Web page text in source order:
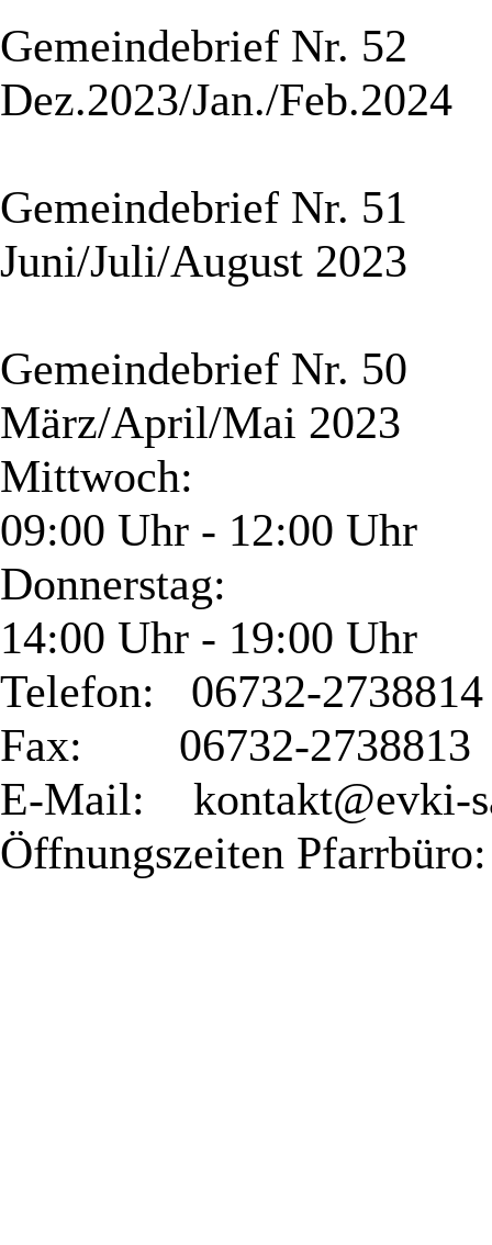
Gemeindebrief Nr. 52
Dez.2023/Jan./Feb.2024
Gemeindebrief Nr. 51
Juni/Juli/August 2023
Gemeindebrief Nr. 50
März/April/Mai 2023
Mittwoch:
09:00 Uhr - 12:00 Uhr
Donnerstag:
14:00 Uhr - 19:00 Uhr
Telefon: 06732-2738814
Fax: 06732-2738813
E-Mail: kontakt@evki-
Öffnungszeiten Pfarrbüro: